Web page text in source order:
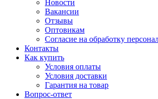
Новости
Вакансии
Отзывы
Оптовикам
Cогласие на обработку
Контакты
Как купить
Условия оплаты
Условия доставки
Гарантия на товар
Вопрос-ответ